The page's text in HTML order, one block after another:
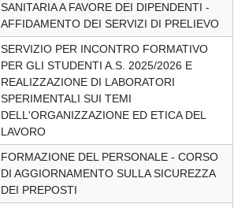
SANITARIA A FAVORE DEI DIPENDENTI -
AFFIDAMENTO DEI SERVIZI DI PRELIEVO
SERVIZIO PER INCONTRO FORMATIVO
PER GLI STUDENTI A.S. 2025/2026 E
REALIZZAZIONE DI LABORATORI
SPERIMENTALI SUI TEMI
DELL'ORGANIZZAZIONE ED ETICA DEL
LAVORO
FORMAZIONE DEL PERSONALE - CORSO
DI AGGIORNAMENTO SULLA SICUREZZA
DEI PREPOSTI